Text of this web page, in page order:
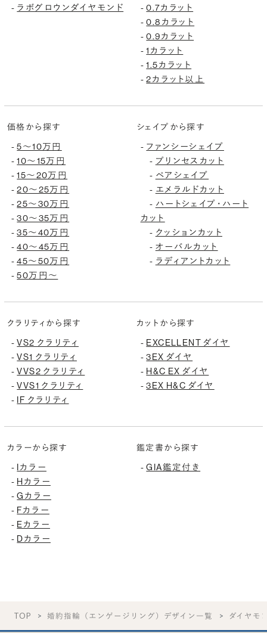
- ラボグロウンダイヤモンド -0.7カラット
-0.8カラット
-0.9カラット
-1カラット
-1.5カラット
-2カラット以上
価格から探す
-5〜10万円
-10〜15万円
-15〜20万円
-20〜25万円
-25〜30万円
-30〜35万円
-35〜40万円
-40〜45万円
-45〜50万円
-50万円〜
シェイプから探す
- ファンシーシェイプ
- プリンセスカット
- ペアシェイプ
- エメラルドカット
- ハートシェイプ・ハート
カット
- クッションカット
- オーバルカット
- ラディアントカット
クラリティから探す
-VS2 クラリティ
-VS1 クラリティ
-VVS2 クラリティ
-VVS1 クラリティ
- IF クラリティ
カットから探す
- EXCELLENT ダイヤ
-3EX ダイヤ
- H&C EX ダイヤ
-3EX H&C ダイヤ
カラーから探す
- Iカラー
- Hカラー
-Gカラー
- Fカラー
- Eカラー
- Dカラー
鑑定書から探す
-GIA鑑定付き
TOP 婚約指輪（エンゲージリング）デザイン一覧 ダイヤモ